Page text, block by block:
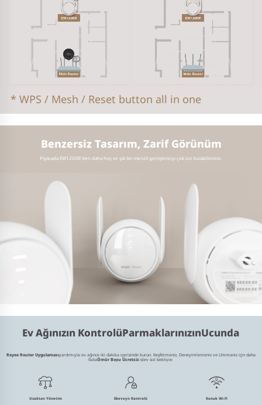
* WPS / Mesh / Reset button all in one
Benzersiz Tasarım, Zarif Görünüm
Piyasada EW1200R'den daha hoş ve şık bir menzil genişleticiyi çok zor bulabilirsiniz.
Ev Ağınızın KontrolüParmaklarınızınUcunda
Reyee Router Uygulamasıyardımıyla ev ağınızı iki dakika içerisinde kurun. Keşfetmeniz, Deneyimlemeniz ve Ummanız için daha
fazlaÖmür Boyu Ücretsizişlev sizi bekliyor.
Uzaktan Yönetim Ebeveyn Kontrolü Konuk Wi-Fi